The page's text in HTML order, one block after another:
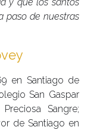
paso de nuestras
en Santiago de
San Gaspar
Sangre;
de Santiago en